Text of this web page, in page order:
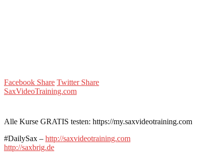
Facebook Share Twitter Share
SaxVideoTraining.com
Alle Kurse GRATIS testen: https://my.saxvideotraining.com
#DailySax – http://saxvideotraining.com
http://saxbrig.de